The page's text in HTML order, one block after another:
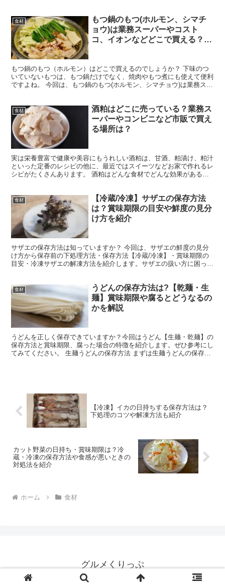
食材
もつ鍋のもつ(ホルモン、シマチ
ョウ)は業務スーパーやコスト
コ、イオンなどどこで買える？販
もつ鍋のもつ（ホルモン）はどこで買えるのでしょうか？ 下味のつ
いていないもつは、もつ鍋だけでなく、焼肉やもつ煮にも使えて便利
ですよね。 今回は、もつ鍋のもつ(ホルモン、シマチョウ)は業務スー
食材
酒粕はどこに売っている？業務ス
ーパーやコンビニなど市販で買え
る場所は？
実は栄養豊富で健康や美容にもうれしい酒粕は、甘酒、粕漬け、粕汁
といった定番のレシピの他に、最近ではスイーツなどお家で作れるレ
シピがたくさんあります。 酒粕はどんな食材でどんな効果があるの
食材
【冷蔵/冷凍】サザエの保存方法
は？賞味期限の目安や鮮度の見分
け方を紹介
サザエの保存方法は知っていますか？ 今回は、サザエの鮮度の見分
け方から保存前の下処理方法・保存方法【冷蔵/冷凍】・賞味期限の
目安・冷凍サザエの解凍方法を紹介します。サザエの扱い方に困って
食材
うどんの保存方法は?【乾麺・生
麺】賞味期限や腐るとどうなるの
かを解説
うどんを正しく保存できていますか？今回はうどん【生麺・乾麺】の
保存方法と賞味期限、腐った場合の特徴を紹介します。ぜひ参考にし
てみてください。 生麺うどんの保存方法 まずは生麺うどんの保存方
【冷凍】イカの日持ちする保存方法は？
下処理のコツや解凍方法も紹介
カット野菜の日持ち・賞味期限は？冷
蔵・冷凍の保存方法や食感が悪いときの
対処法を紹介
ホーム 食材
グルメくりっぷ
© 2020 グルメくりっぷ.